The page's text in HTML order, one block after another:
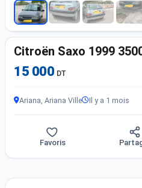
Citroën Saxo 1999
15 000 DT
Ariana, Ariana Ville Il y a 1 mois
Favoris